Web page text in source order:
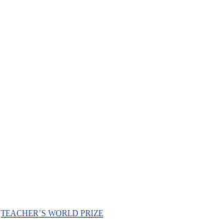
TEACHER’S WORLD PRIZE